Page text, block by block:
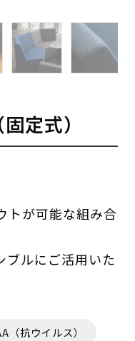
定式）
トが可能な組み合
ブルにご活用いた
（抗ウイルス）